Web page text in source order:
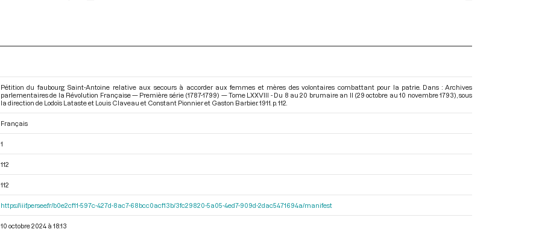
Pétition du faubourg Saint-Antoine relative aux secours à accorder aux femmes et mères des volontaires combattant pour la patrie. Dans : Archives
parlementaires de la Révolution Française — Première série (1787-1799) — Tome LXXVIII - Du 8 au 20 brumaire an II (29 octobre au 10 novembre 1793) , sous
la direction de Lodoïs Lataste et Louis Claveau et Constant Pionnier et Gaston Barbier. 1911. p. 112.
Français
1
112
112
https://iiif.persee.fr/b0e2cf11-597c-427d-8ac7-68bcc0acf13b/3fc29820-5a05-4ed7-909d-2dac5471694a/manifest
10 octobre 2024 à 18:13